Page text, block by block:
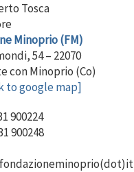
Tosca
Minoprio (FM)
54 – 22070
con Minoprio (Co)
to google map]
900224
900248